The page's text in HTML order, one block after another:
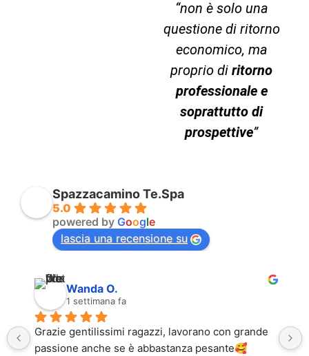
“non è solo una
questione di ritorno
economico, ma
proprio di ritorno
professionale e
soprattutto di
prospettive”
Spazzacamino Te.Spa
5.0
powered by Google
lascia una recensione su
Wanda O.
1 settimana fa
Grazie gentilissimi ragazzi, lavorano con grande
passione anche se è abbastanza pesante🥰